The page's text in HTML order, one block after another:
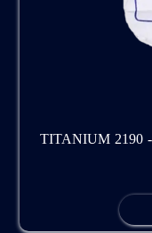
تیتان (تیتانیوم دی اکساید) کرونوس - 2190 TITANIUM